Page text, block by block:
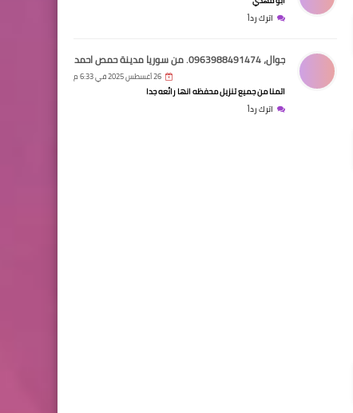
اترك رداً
جوال، 0963988491474. من سوريا مدينة حمص احمد محمد عامر
26 أغسطس 2025 في 6:33 م
اتمنا من جميع تنزيل محفظه انها رائعه جدا
اترك رداً